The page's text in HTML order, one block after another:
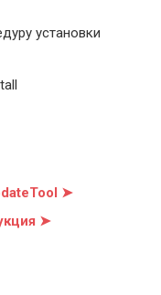
установки
➤
➤